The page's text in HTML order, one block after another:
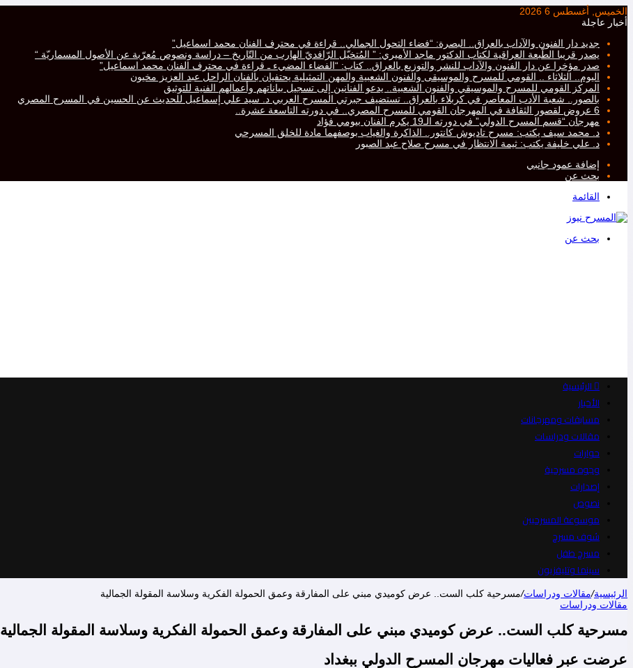
الخميس, أغسطس 6 2026
أخبار عاجلة
جديد دار الفنون والآداب بالعراق.. البصرة: “فضاء التحول الجمالي.. قراءة في محترف الفنان محمد اسماعيل”
يصدر قريبا الطّبعة العراقية لكتاب الدكتور ماجد الأميري: ” المُتخيّل الرّافديّ الهارب من التّاريخ – دراسة ونصوص مُعرّبة عن الأصول المسماريّة “
صدر مؤخرا عن دار الفنون والآداب للنشر والتوزيع بالعراق.. كتاب: “الفضاء المضيء ـ قراءة في محترف الفنان محمد اسماعيل”
اليوم.. الثلاثاء .. القومي للمسرح والموسيقى والفنون الشعبية والمهن التمثيلية يحتفيان بالفنان الراحل عبد العزيز مخيون
المركز القومي للمسرح والموسيقي والفنون الشعبية.. يدعو الفنانين إلى تسجيل بياناتهم وأعمالهم الفنية للتوثيق
بالصور.. شعبة الأدب المعاصر في كربلاء بالعراق.. تستضيف جبرتي المسرح العربي د. سيد علي إسماعيل للحديث عن الحسين في المسرح المصري
6 عروض لقصور الثقافة في المهرجان القومي للمسرح المصري.. في دورته التاسعة عشرة..
مهرجان “قسم المسرح الدولي” في دورته الـ19 يكرم الفنان بيومي فؤاد
د. محمد سيف يكتب: مسرح تاديوش كانتور.. الذاكرة والغياب بوصفهما مادة للخلق المسرحي
د. علي خليفة يكتب: ثيمة الانتظار في مسرح صلاح عبد الصبور
إضافة عمود جانبي
بحث عن
القائمة
بحث عن
الرئيسية
الأخبار
مسابقات ومهرجانات
مقالات ودراسات
حوارات
وجوه مسرحية
إصدارات
نصوص
موسوعة المسرحيين
شوف مسرح
مسرح طفل
سينما وتليفزيون
الرئيسية/مقالات ودراسات/مسرحية كلب الست.. عرض كوميدي مبني على المفارقة وعمق الحمولة الفكرية وسلاسة المقولة الجمالية
مقالات ودراسات
مسرحية كلب الست.. عرض كوميدي مبني على المفارقة وعمق الحمولة الفكرية وسلاسة المقولة الجمالية
عرضت عبر فعاليات مهرجان المسرح الدولي ببغداد